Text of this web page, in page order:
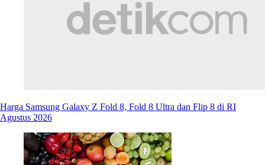
Harga Samsung Galaxy Z Fold 8, Fold 8 Ultra dan Flip 8 di RI
Agustus 2026